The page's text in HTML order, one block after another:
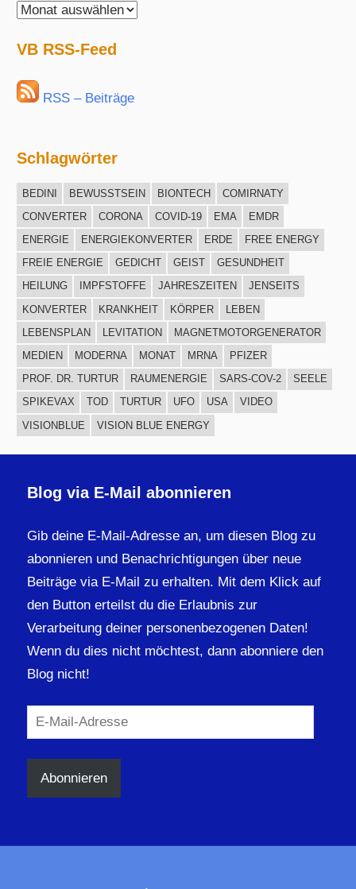
VisionBlue
VB RSS-Feed
RSS – Beiträge
Schlagwörter
BEDINI BEWUSSTSEIN BIONTECH
COMIRNATY
CONVERTER
CORONA COVID-19 EMA
EMDR
ENERGIE
ENERGIEKONVERTER ERDE
FREE ENERGY
FREIE ENERGIE
GEDICHT GEIST
GESUNDHEIT
HEILUNG
IMPFSTOFFE JAHRESZEITEN
JENSEITS
KONVERTER
KRANKHEIT KÖRPER
LEBEN
LEBENSPLAN
LEVITATION
MAGNETMOTORGENERATOR
MEDIEN
MODERNA MONAT MRNA
PFIZER
PROF. DR. TURTUR
RAUMENERGIE SARS-COV-2
SEELE
SPIKEVAX
TOD TURTUR UFO USA
VIDEO
VISIONBLUE
VISION BLUE ENERGY
Blog via E-Mail abonnieren
Gib deine E-Mail-Adresse an, um diesen Blog zu
abonnieren und Benachrichtigungen über neue
Beiträge via E-Mail zu erhalten. Mit dem Klick auf
den Button erteilst du die Erlaubnis zur
Verarbeitung deiner personenbezogenen Daten!
Wenn du dies nicht möchtest, dann abonniere den
Blog nicht!
E-
Mail-
Adresse
Abonnieren